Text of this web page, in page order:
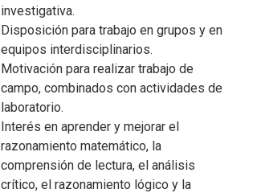
investigativa.
Disposición para trabajo en grupos y en
equipos interdisciplinarios.
Motivación para realizar trabajo de
campo, combinados con actividades de
laboratorio.
Interés en aprender y mejorar el
razonamiento matemático, la
comprensión de lectura, el análisis
crítico, el razonamiento lógico y la